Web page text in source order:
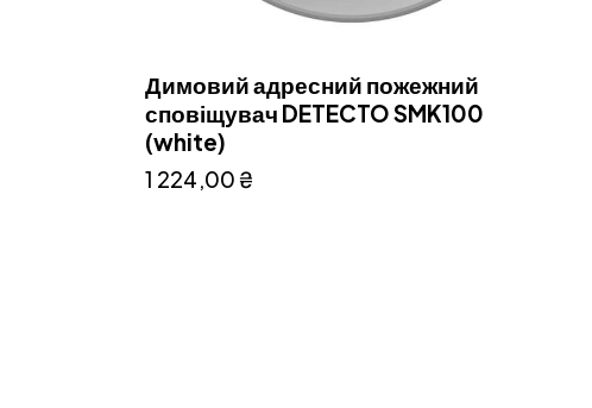
Димовий адресний пожежний
сповіщувач DETECTO SMK100
(white)
1 224,00₴